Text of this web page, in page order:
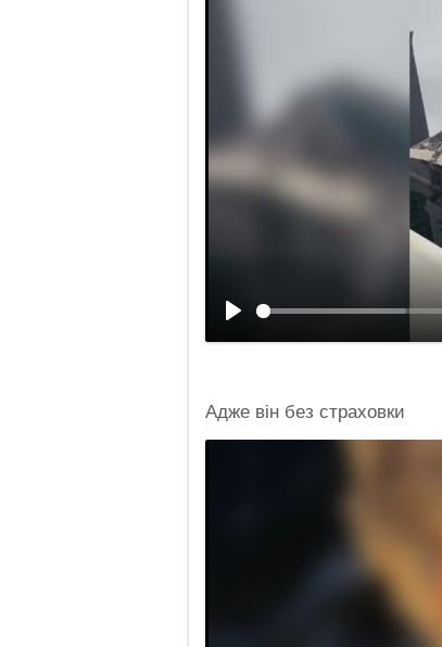
Адже він без страховки